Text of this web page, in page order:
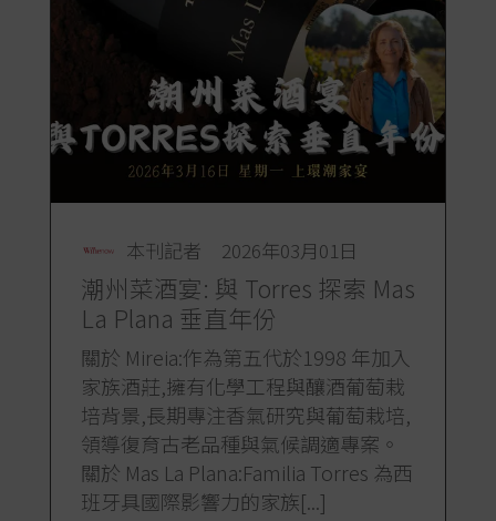
本刊記者 2026年03月01日
潮州菜酒宴: 與 Torres 探索 Mas
La Plana 垂直年份
關於 Mireia:作為第五代於1998 年加入
家族酒莊,擁有化學工程與釀酒葡萄栽
培背景,長期專注香氣研究與葡萄栽培,
領導復育古老品種與氣候調適專案。
關於 Mas La Plana:Familia Torres 為西
班牙具國際影響力的家族[...]